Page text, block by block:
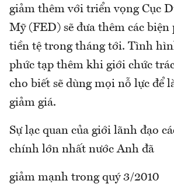
giảm thêm với triển vọng Cục
Mỹ (FED) sẽ đưa thêm các
tiền tệ trong tháng tới. Tình
phức tạp thêm khi giới chức
cho biết sẽ dùng mọi nỗ lực để
giảm giá.
Sự lạc quan của giới lãnh đạo
chính lớn nhất nước Anh đã
giảm mạnh trong quý 3/2010